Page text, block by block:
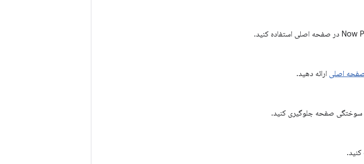
اصلی ارائه دهید.
سوختگی صفحه جلوگیری کنید.